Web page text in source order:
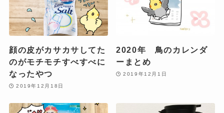
顔の皮がカサカサしてた
のがモチモチすべすべに
なったやつ
2019年12月18日
2020年 鳥のカレンダ
ーまとめ
2019年12月1日